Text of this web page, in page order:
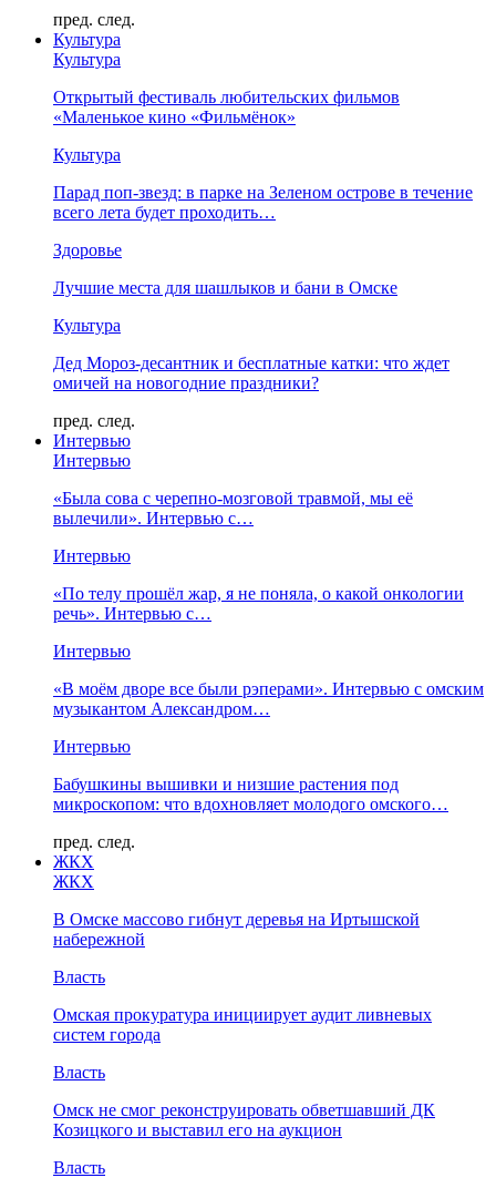
пред. след.
Культура
Культура
Открытый фестиваль любительских фильмов
«Маленькое кино «Фильмёнок»
Культура
Парад поп-звезд: в парке на Зеленом острове в течение
всего лета будет проходить…
Здоровье
Лучшие места для шашлыков и бани в Омске
Культура
Дед Мороз-десантник и бесплатные катки: что ждет
омичей на новогодние праздники?
пред. след.
Интервью
Интервью
«Была сова с черепно-мозговой травмой, мы её
вылечили». Интервью с…
Интервью
«По телу прошёл жар, я не поняла, о какой онкологии
речь». Интервью с…
Интервью
«В моём дворе все были рэперами». Интервью с омским
музыкантом Александром…
Интервью
Бабушкины вышивки и низшие растения под
микроскопом: что вдохновляет молодого омского…
пред. след.
ЖКХ
ЖКХ
В Омске массово гибнут деревья на Иртышской
набережной
Власть
Омская прокуратура инициирует аудит ливневых
систем города
Власть
Омск не смог реконструировать обветшавший ДК
Козицкого и выставил его на аукцион
Власть